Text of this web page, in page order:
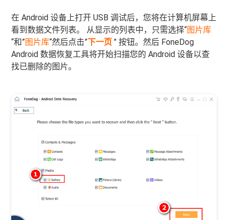
在 Android 设备上打开 USB 调试后，您将在计算机屏幕上
看到数据文件列表。 从显示的列表中，只需选择“图片库
“和”图片库“然后点击”下一页" 按钮。然后 FoneDog
Android 数据恢复工具将开始扫描您的 Android 设备以查
找已删除的图片。